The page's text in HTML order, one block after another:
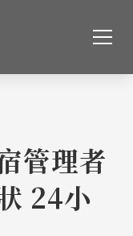
管理者
24小